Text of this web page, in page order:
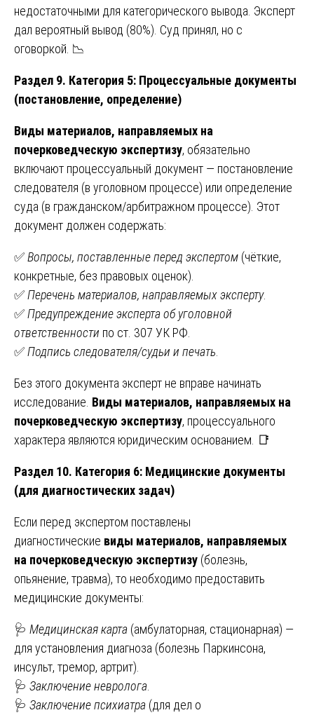
недостаточными для категорического вывода. Эксперт
дал вероятный вывод (80%). Суд принял, но с
оговоркой. 📉
Раздел 9. Категория 5: Процессуальные документы
(постановление, определение)
Виды материалов, направляемых на
почерковедческую экспертизу, обязательно
включают процессуальный документ — постановление
следователя (в уголовном процессе) или определение
суда (в гражданском/арбитражном процессе). Этот
документ должен содержать:
✅Вопросы, поставленные перед экспертом (чёткие,
конкретные, без правовых оценок).
✅Перечень материалов, направляемых эксперту.
✅Предупреждение эксперта об уголовной
ответственности по ст. 307 УК РФ.
✅Подпись следователя/судьи и печать
Без этого документа эксперт не вправе начинать
исследование. Виды материалов, направляемых на
почерковедческую экспертизу, процессуального
характера являются юридическим основанием. 📑
Раздел 10. Категория 6: Медицинские документы
(для диагностических задач)
Если перед экспертом поставлены
диагностические виды материалов, направляемых
на почерковедческую экспертизу (болезнь,
опьянение, травма), то необходимо предоставить
медицинские документы:
🩺 Медицинская карта (амбулаторная, стационарная) —
для установления диагноза (болезнь Паркинсона,
инсульт, тремор, артрит).
🩺 Заключение невролога
🩺 Заключение психиатра (для дел о